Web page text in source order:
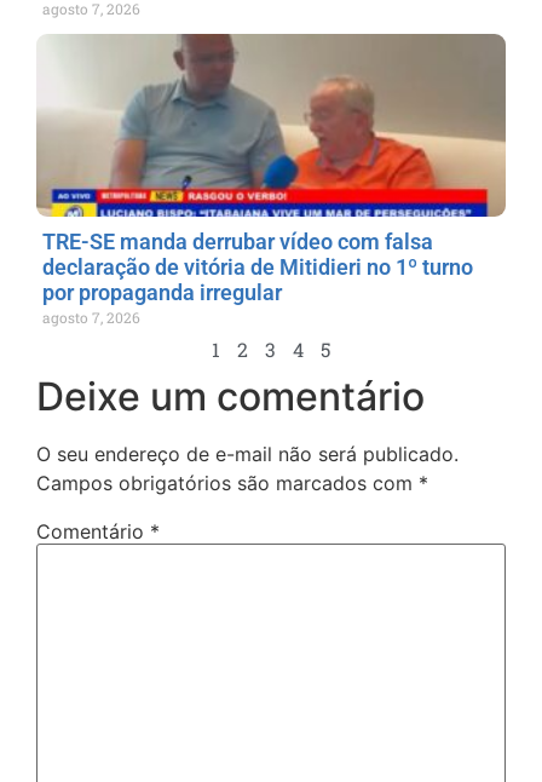
agosto 7, 2026
TRE-SE manda derrubar vídeo com falsa
declaração de vitória de Mitidieri no 1º turno
por propaganda irregular
agosto 7, 2026
1 2 3 4 5
Deixe um comentário
O seu endereço de e-mail não será publicado.
Campos obrigatórios são marcados com *
Comentário *